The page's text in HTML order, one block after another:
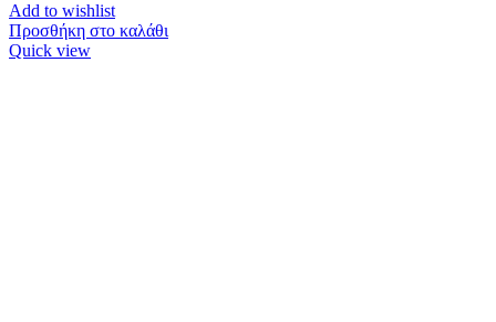
Add to wishlist
Προσθήκη στο καλάθι
Quick view